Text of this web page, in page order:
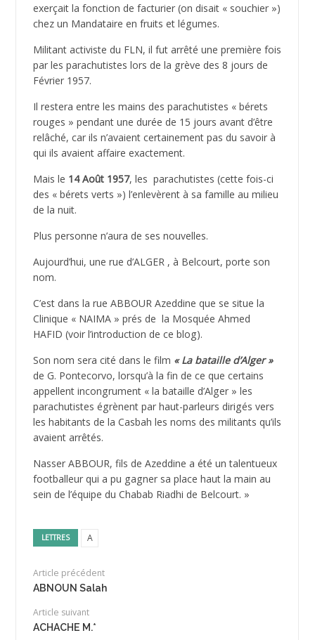
exerçait la fonction de facturier (on disait « souchier »)
chez un Mandataire en fruits et légumes.
Militant activiste du FLN, il fut arrêté une première fois
par les parachutistes lors de la grève des 8 jours de
Février 1957.
Il restera entre les mains des parachutistes « bérets
rouges » pendant une durée de 15 jours avant d’être
relâché, car ils n’avaient certainement pas du savoir à
qui ils avaient affaire exactement.
Mais le 14 Août 1957, les parachutistes (cette fois-ci
des « bérets verts ») l’enlevèrent à sa famille au milieu
de la nuit.
Plus personne n’aura de ses nouvelles.
Aujourd’hui, une rue d’ALGER , à Belcourt, porte son
nom.
C’est dans la rue ABBOUR Azeddine que se situe la
Clinique « NAIMA » prés de la Mosquée Ahmed
HAFID (voir l’introduction de ce blog).
Son nom sera cité dans le film « La bataille d’Alger »
de G. Pontecorvo, lorsqu’à la fin de ce que certains
appellent incongrument « la bataille d’Alger » les
parachutistes égrènent par haut-parleurs dirigés vers
les habitants de la Casbah les noms des militants qu’ils
avaient arrêtés.
Nasser ABBOUR, fils de Azeddine a été un talentueux
footballeur qui a pu gagner sa place haut la main au
sein de l’équipe du Chabab Riadhi de Belcourt. »
LETTRES A
Article précédent
ABNOUN Salah
Article suivant
ACHACHE M.*